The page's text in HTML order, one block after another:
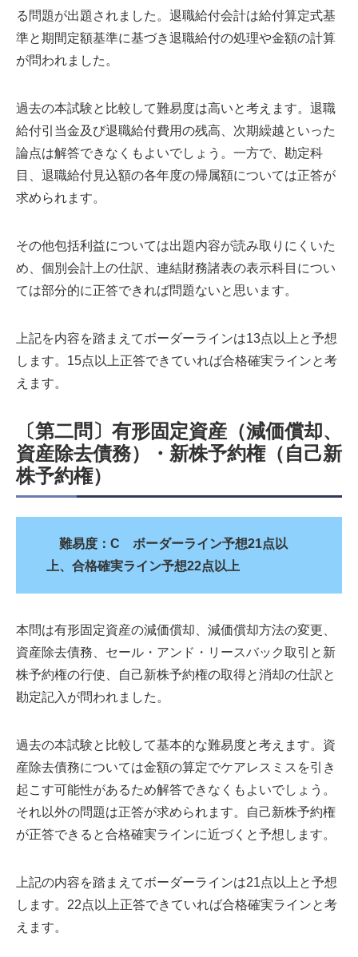
る問題が出題されました。退職給付会計は給付算定式基
準と期間定額基準に基づき退職給付の処理や金額の計算
が問われました。
過去の本試験と比較して難易度は高いと考えます。退職
給付引当金及び退職給付費用の残高、次期繰越といった
論点は解答できなくもよいでしょう。一方で、勘定科
目、退職給付見込額の各年度の帰属額については正答が
求められます。
その他包括利益については出題内容が読み取りにくいた
め、個別会計上の仕訳、連結財務諸表の表示科目につい
ては部分的に正答できれば問題ないと思います。
上記を内容を踏まえてボーダーラインは13点以上と予想
します。15点以上正答できていれば合格確実ラインと考
えます。
〔第二問〕有形固定資産（減価償却、
資産除去債務）・新株予約権（自己新
株予約権）
難易度：C ボーダーライン予想21点以
上、合格確実ライン予想22点以上
本問は有形固定資産の減価償却、減価償却方法の変更、
資産除去債務、セール・アンド・リースバック取引と新
株予約権の行使、自己新株予約権の取得と消却の仕訳と
勘定記入が問われました。
過去の本試験と比較して基本的な難易度と考えます。資
産除去債務については金額の算定でケアレスミスを引き
起こす可能性があるため解答できなくもよいでしょう。
それ以外の問題は正答が求められます。自己新株予約権
が正答できると合格確実ラインに近づくと予想します。
上記の内容を踏まえてボーダーラインは21点以上と予想
します。22点以上正答できていれば合格確実ラインと考
えます。